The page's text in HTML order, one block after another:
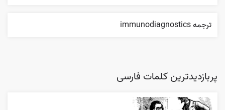
ترجمه immunodiagnostics
پربازدیدترین کلمات فارسی